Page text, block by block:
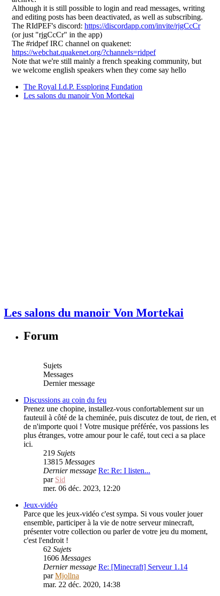
Although it is still possible to login and read messages, writing
and editing posts has been deactivated, as well as subscribing.
The RIdPEF's discord: https://discordapp.com/invite/rjgCcCr
(or just "rjgCcCr" in the app)
The #ridpef IRC channel on quakenet:
https://webchat.quakenet.org/?channels=ridpef
Note that we're still mainly a french speaking community, but
we welcome english speakers when they come say hello
The Royal I.d.P. Essploring Fundation
Les salons du manoir Von Mortekai
Les salons du manoir Von Mortekai
Forum
Sujets
Messages
Dernier message
Discussions au coin du feu
Prenez une chopine, installez-vous confortablement sur un
fauteuil à côté de la cheminée, puis discutez de tout, de rien, et
de n'importe quoi ! Votre musique préférée, vos passions les
plus étranges, votre amour pour le café, tout ceci a sa place
ici.
219 Sujets
13815 Messages
Dernier message Re: Re: I listen...
par Sid
mer. 06 déc. 2023, 12:20
Jeux-vidéo
Parce que les jeux-vidéo c'est sympa. Si vous vouler jouer
ensemble, participer à la vie de notre serveur minecraft,
présenter votre collection ou parler de votre jeu du moment,
c'est l'endroit !
62 Sujets
1606 Messages
Dernier message Re: [Minecraft] Serveur 1.14
parMjollna
mar. 22 déc. 2020, 14:38